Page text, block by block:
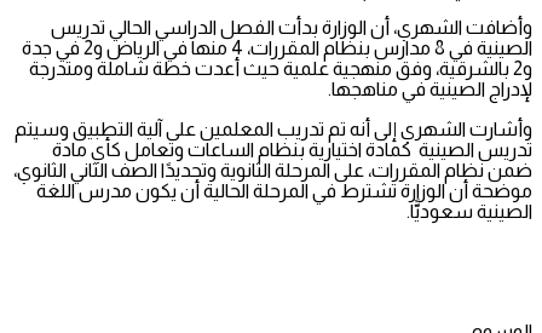
وأضافت الشهري، أن الوزارة بدأت الفصل الدراسي الحالي تدريس
الصينية في 8 مدارس بنظام المقررات، 4 منها في الرياض و2 في جدة
و2 بالشرقية، وفق منهجية علمية حيث أعدت خطة شاملة ومتدرجة
لإدراج الصينية في مناهجها.
وأشارت الشهري إلى أنه تم تدريب المعلمين على آلية التطبيق وسيتم
تدريس الصينية كمادة اختيارية بنظام الساعات وتعامل كأي مادة
ضمن نظام المقررات، على المرحلة الثانوية وتحديدًا الصف الثاني الثانوي،
موضحة أن الوزارة تشترط في المرحلة الحالية أن يكون مدرس اللغة
الصينية سعوديًّا.